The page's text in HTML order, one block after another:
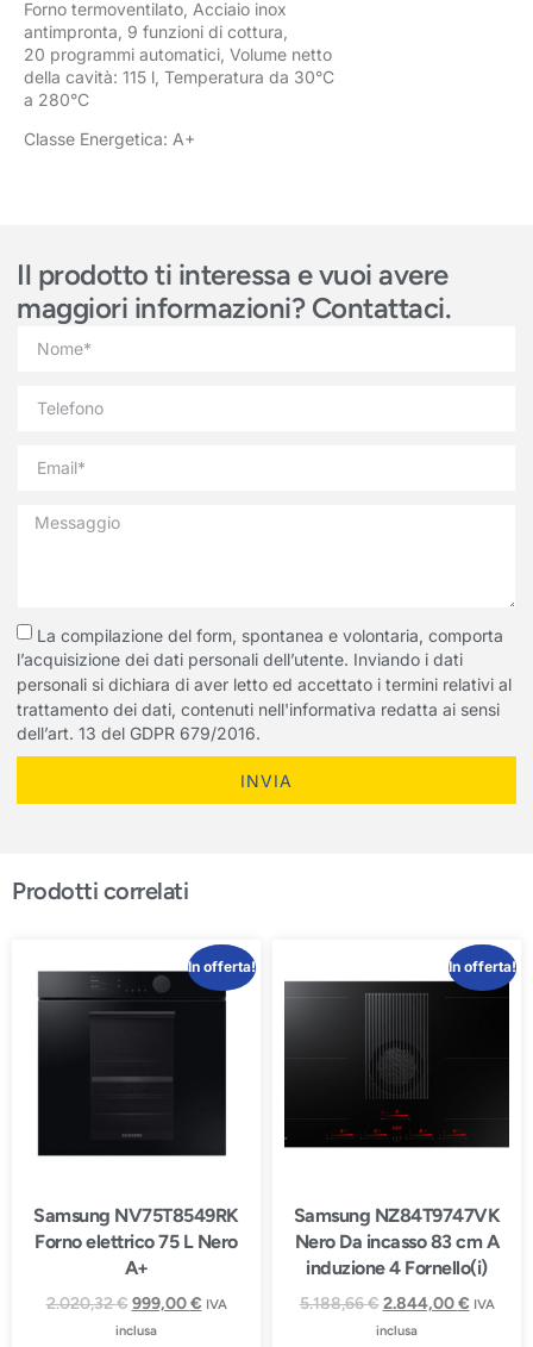
Forno termoventilato, Acciaio inox
antimpronta, 9 funzioni di cottura,
20 programmi automatici, Volume netto
della cavità: 115 l, Temperatura da 30°C
a 280°C
Classe Energetica: A+
Il prodotto ti interessa e vuoi avere
maggiori informazioni? Contattaci.
La compilazione del form, spontanea e volontaria, comporta
l’acquisizione dei dati personali dell’utente. Inviando i dati
personali si dichiara di aver letto ed accettato i termini relativi al
trattamento dei dati, contenuti nell'informativa redatta ai sensi
dell’art. 13 del GDPR 679/2016.
INVIA
Prodotti correlati
In offerta!
Samsung NV75T8549RK
Forno elettrico 75 L Nero
A+
2.020,32€ 999,00€ IVA
inclusa
In offerta!
Samsung NZ84T9747VK
Nero Da incasso 83 cm A
induzione 4 Fornello(i)
5.188,66€ 2.844,00€ IVA
inclusa